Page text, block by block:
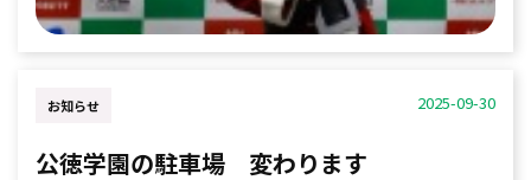
2025-09-30
お知らせ
公徳学園の駐車場 変わります